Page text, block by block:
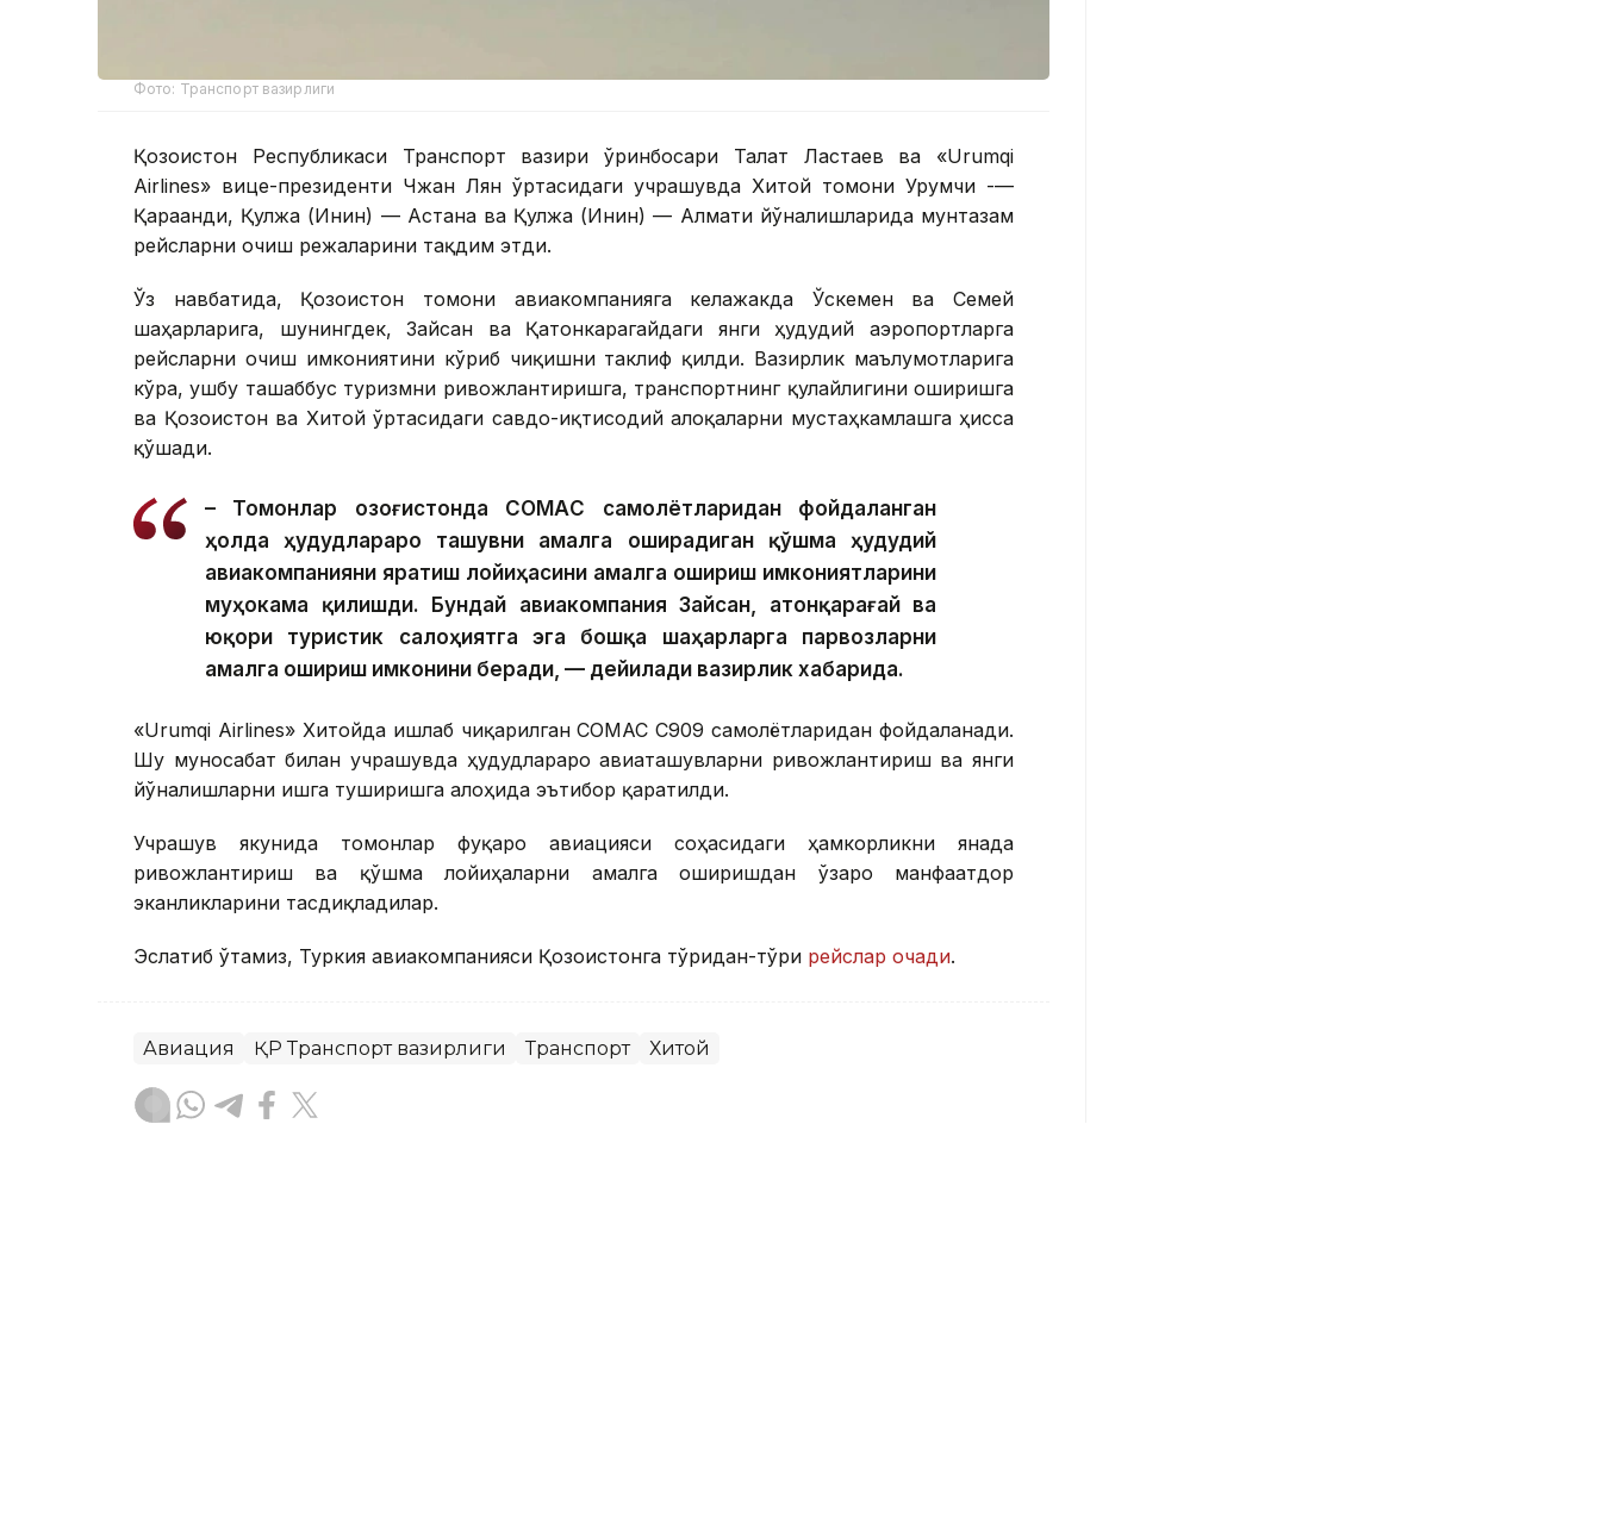
Фото: Транспорт вазирлиги
Қозоғистон Республикаси Транспорт вазири ўринбосари Талғат Ластаев ва «Urumqi
Airlines» вице-президенти Чжан Лян ўртасидаги учрашувда Хитой томони Урумчи -—
Қарағанди, Қулжа (Инин) — Астана ва Қулжа (Инин) — Алмати йўналишларида мунтазам
рейсларни очиш режаларини тақдим этди.
Ўз навбатида, Қозоғистон томони авиакомпанияга келажакда Ўскемен ва Семей
шаҳарларига, шунингдек, Зайсан ва Қатонкарагайдаги янги ҳудудий аэропортларга
рейсларни очиш имкониятини кўриб чиқишни таклиф қилди. Вазирлик маълумотларига
кўра, ушбу ташаббус туризмни ривожлантиришга, транспортнинг қулайлигини оширишга
ва Қозоғистон ва Хитой ўртасидаги савдо-иқтисодий алоқаларни мустаҳкамлашга ҳисса
қўшади.
– Томонлар Қозоғистонда CОМАC самолётларидан фойдаланган
ҳолда ҳудудлараро ташувни амалга оширадиган қўшма ҳудудий
авиакомпанияни яратиш лойиҳасини амалга ошириш имкониятларини
муҳокама қилишди. Бундай авиакомпания Зайсан, Қатонқарағай ва
юқори туристик салоҳиятга эга бошқа шаҳарларга парвозларни
амалга ошириш имконини беради, — дейилади вазирлик хабарида.
«Urumqi Airlines» Хитойда ишлаб чиқарилган COMAC C909 самолётларидан фойдаланади.
Шу муносабат билан учрашувда ҳудудлараро авиаташувларни ривожлантириш ва янги
йўналишларни ишга туширишга алоҳида эътибор қаратилди.
Учрашув якунида томонлар фуқаро авиацияси соҳасидаги ҳамкорликни янада
ривожлантириш ва қўшма лойиҳаларни амалга оширишдан ўзаро манфаатдор
эканликларини тасдиқладилар.
Эслатиб ўтамиз, Туркия авиакомпанияси Қозоғистонга тўғридан-тўғри рейслар очади.
Авиация ҚР Транспорт вазирлиги Транспорт Хитой